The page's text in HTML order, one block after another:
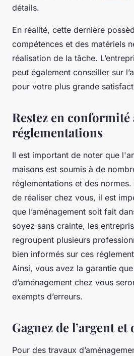
détails.
En réalité, cette dernière
compétences et des matériels
réalisation de la tâche.
peut également conseiller sur
pour votre plus grande
Restez en conformité
réglementations
Il est important de noter que
maisons est soumis à de
réglementations et des
de réaliser chez vous, il est
que l’aménagement soit fait
soyez sans crainte, les
regroupent plusieurs
bien informés sur ces
Ainsi, vous avez la garantie
d’aménagement chez vous
exempts d’erreurs.
Gagnez de l’argent
Pour des travaux